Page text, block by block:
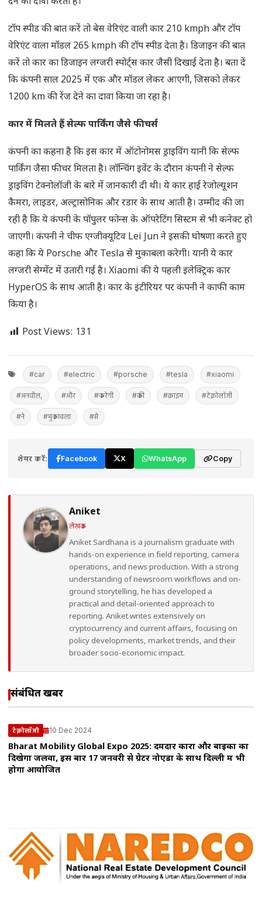
टॉप स्पीड की बात करें तो बेस वेरिएंट वाली कार 210 kmph और टॉप
वेरिएंट वाला मॉडल 265 kmph की टॉप स्पीड देता है। डिजाइन की बात
करें तो कार का डिजाइन लग्जरी स्पोर्ट्स कार जैसी दिखाई देता है। बता दें
कि कंपनी साल 2025 में एक और मॉडल लेकर आएगी, जिसको लेकर
1200 km की रेंज देने का दावा किया जा रहा है।
कार में मिलते हैं सेल्फ पार्किंग जैसे फीचर्स
कंपनी का कहना है कि इस कार में ऑटोनोमस ड्राइविंग यानी कि सेल्फ
पार्किंग जैसा फीचर मिलता है। लॉन्चिंग इवेंट के दौरान कंपनी ने सेल्फ
ड्राइविंग टेक्नोलॉजी के बारे में जानकारी दी थी। ये कार हाई रेजोल्यूशन
कैमरा, लाइडर, अल्ट्रासोनिक और रडार के साथ आती है। उम्मीद की जा
रही है कि ये कंपनी के पॉपुलर फोन्स के ऑपरेटिंग सिस्टम से भी कनेक्ट हो
जाएगी। कंपनी ने चीफ एग्जीक्यूटिव Lei Jun ने इसकी घोषणा करते हुए
कहा कि ये Porsche और Tesla से मुकाबला करेगी। यानी ये कार
लग्जरी सेग्मेंट में उतारी गई है। Xiaomi की ये पहली इलेक्ट्रिक कार
HyperOS के साथ आती है। कार के इंटीरियर पर कंपनी ने काफी काम
किया है।
Post Views: 131
#car #electric #porsche #tesla #xiaomi
#अनवील, #और #करेगी #की #क्राइम #टेक्नोलॉजी
#ने #मुकाबला #से
शेयर करें: Facebook X WhatsApp Copy
Aniket
लेखक
Aniket Sardhana is a journalism graduate with
hands-on experience in field reporting, camera
operations, and news production. With a strong
understanding of newsroom workflows and on-
ground storytelling, he has developed a
practical and detail-oriented approach to
reporting. Aniket writes extensively on
cryptocurrency and current affairs, focusing on
policy developments, market trends, and their
broader socio-economic impact.
संबंधित खबरें
टेक्नोलॉजी 10 Dec 2024
Bharat Mobility Global Expo 2025: दमदार कारों और बाइकों का
दिखेगा जलवा, इस बार 17 जनवरी से ग्रेटर नोएडा के साथ दिल्ली में भी
होगा आयोजित